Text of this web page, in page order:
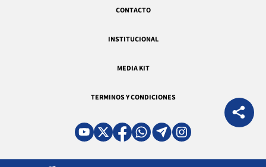
CONTACTO
INSTITUCIONAL
MEDIA KIT
TERMINOS Y CONDICIONES